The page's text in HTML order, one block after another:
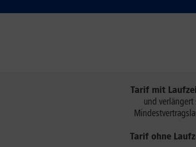
Tarif mit
und verlängert
Tarif ohne